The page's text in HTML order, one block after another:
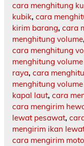
cara menghitung
kubik, cara
kirim barang, cara
menghitung volume,
cara menghitung
menghitung
raya, cara
menghitung
kapal laut, cara
cara mengirim
lewat pesawat,
mengirim ikan
cara mengirim